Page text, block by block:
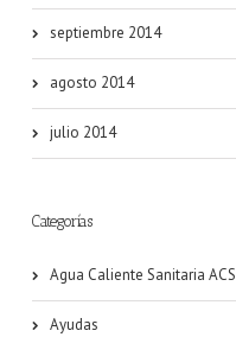
septiembre 2014
agosto 2014
julio 2014
Categorías
Agua Caliente Sanitaria ACS
Ayudas